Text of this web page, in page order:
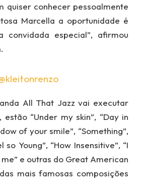
quiser conhecer pessoalmente
Marcella a oportunidade é
convidada especial”, afirmou
All That Jazz vai executar
“Under my skin”, “Day in
of your smile”, “Something”,
Young”, “How Insensitive”, “I
me” e outras do Great American
mais famosas composições